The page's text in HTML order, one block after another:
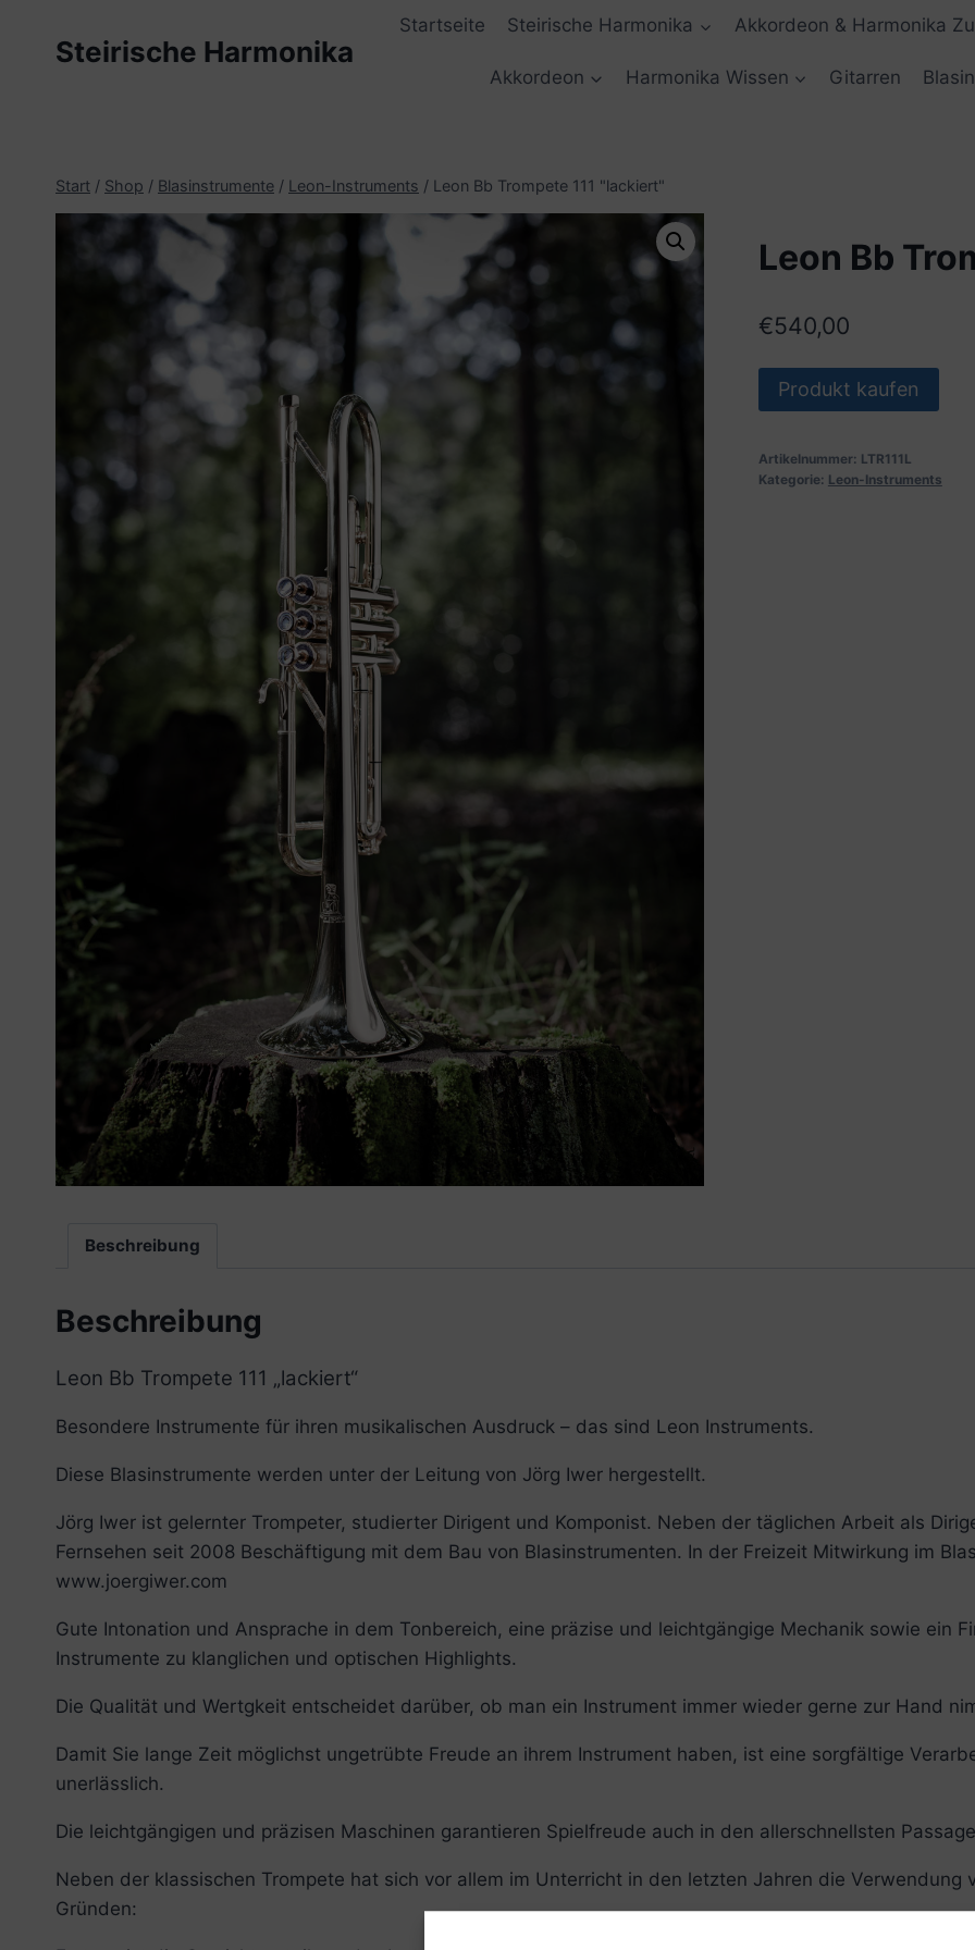
Steirische Harmonika
Startseite Steirische Harmonika Akkordeon & Harmonika
Akkordeon Harmonika Wissen Gitarren
Start / Shop / Blasinstrumente / Leon-Instruments / Leon Bb Trompete 111 "lackiert"
Leon Bb
€540,00
Produkt kaufen
Artikelnummer: LTR111L
Kategorie: Leon-Instruments
Beschreibung
Beschreibung
Leon Bb Trompete 111 „lackiert“
Besondere Instrumente für ihren musikalischen Ausdruck – das sind Leon Instruments.
Diese Blasinstrumente werden unter der Leitung von Jörg Iwer hergestellt.
Jörg Iwer ist gelernter Trompeter, studierter Dirigent und Komponist. Neben der täglichen Arbeit als
Fernsehen seit 2008 Beschäftigung mit dem Bau von Blasinstrumenten. In der Freizeit Mitwirkung im
www.joergiwer.com
Gute Intonation und Ansprache in dem Tonbereich, eine präzise und leichtgängige Mechanik sowie ein
Instrumente zu klanglichen und optischen Highlights.
Die Qualität und Wertgkeit entscheidet darüber, ob man ein Instrument immer wieder gerne zur Hand
Damit Sie lange Zeit möglichst ungetrübte Freude an ihrem Instrument haben, ist eine sorgfältige
unerlässlich.
Die leichtgängigen und präzisen Maschinen garantieren Spielfreude auch in den allerschnellsten
Neben der klassischen Trompete hat sich vor allem im Unterricht in den letzten Jahren die
Gründen: